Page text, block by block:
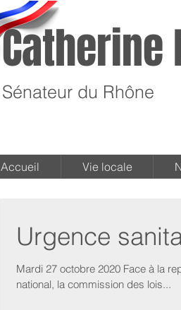
Catherine
Sénateur du Rhône
Accueil Vie locale
Urgence
Mardi 27 octobre 2020 Face à la
national, la commission des lois...